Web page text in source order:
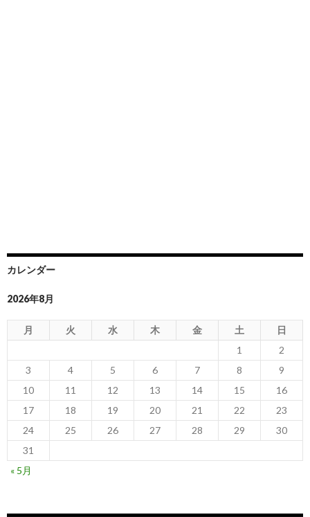
カレンダー
2026年8月
月 火 水 木 金 土
日
1
2
3
4 5 6 7 8
9
10
11 12 13 14 15
16
17
18 19 20 21 22
23
24
25 26 27 28 29
30
31
« 5月